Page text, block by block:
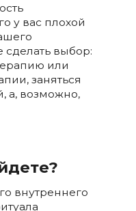
у вас плохой
сделать выбор:
или
заняться
а, возможно,
внутреннего